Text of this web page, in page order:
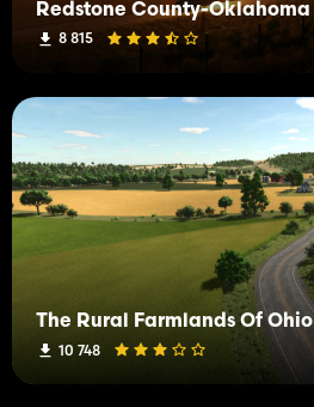
Redstone County-Oklahoma
8 815
The Rural Farmlands Of Ohio
10 748